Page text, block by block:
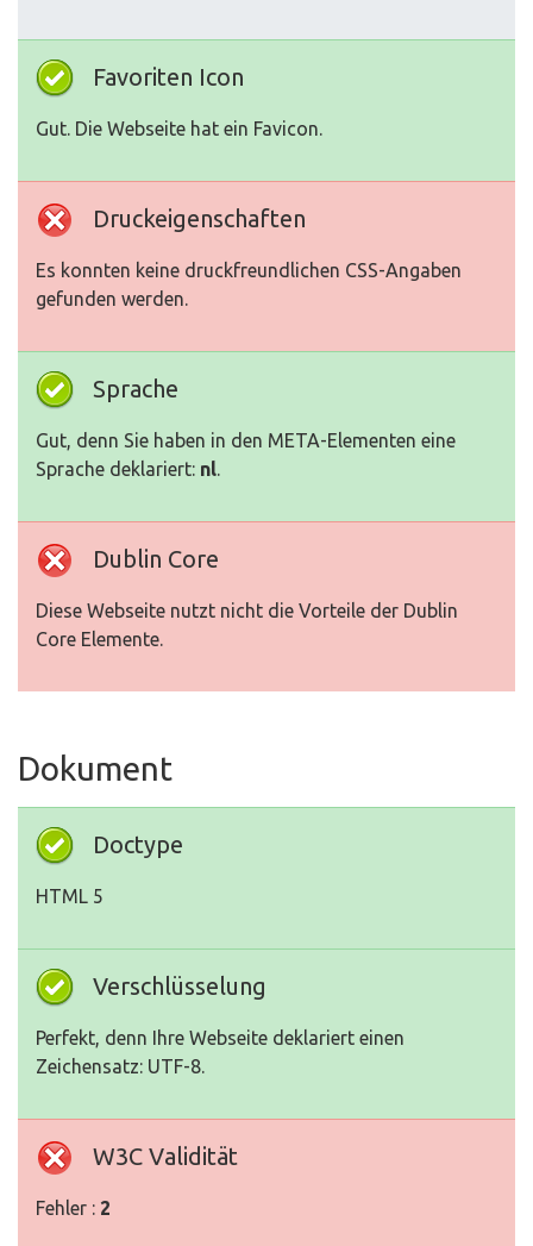
Favoriten Icon
Gut. Die Webseite hat ein Favicon.
Druckeigenschaften
Es konnten keine druckfreundlichen CSS-Angaben
gefunden werden.
Sprache
Gut, denn Sie haben in den META-Elementen eine
Sprache deklariert: nl.
Dublin Core
Diese Webseite nutzt nicht die Vorteile der Dublin
Core Elemente.
Dokument
Doctype
HTML 5
Verschlüsselung
Perfekt, denn Ihre Webseite deklariert einen
Zeichensatz: UTF-8.
W3C Validität
Fehler : 2